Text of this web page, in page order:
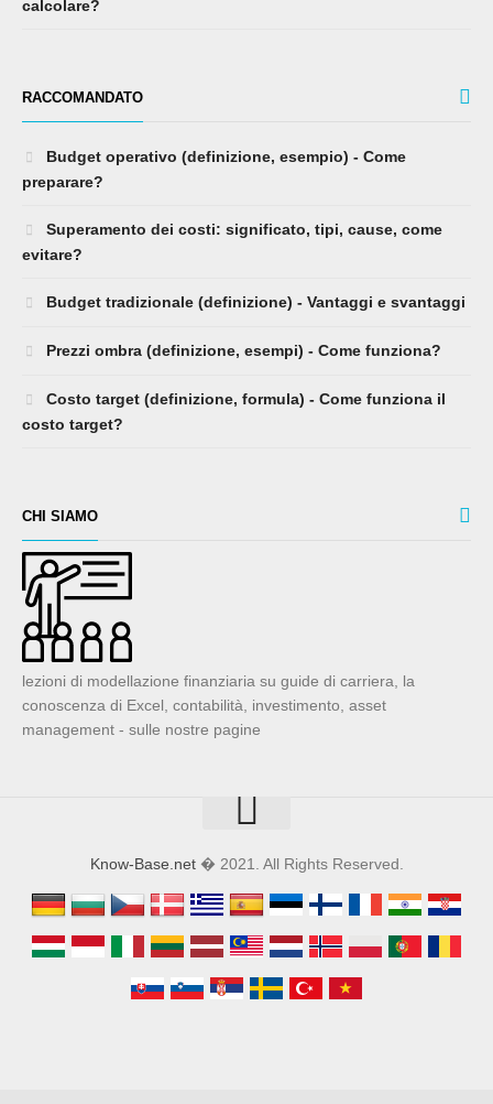
calcolare?
RACCOMANDATO
Budget operativo (definizione, esempio) - Come
preparare?
Superamento dei costi: significato, tipi, cause, come
evitare?
Budget tradizionale (definizione) - Vantaggi e svantaggi
Prezzi ombra (definizione, esempi) - Come funziona?
Costo target (definizione, formula) - Come funziona il
costo target?
CHI SIAMO
lezioni di modellazione finanziaria su guide di carriera, la
conoscenza di Excel, contabilità, investimento, asset
management - sulle nostre pagine
Know-Base.net� 2021. All Rights Reserved.